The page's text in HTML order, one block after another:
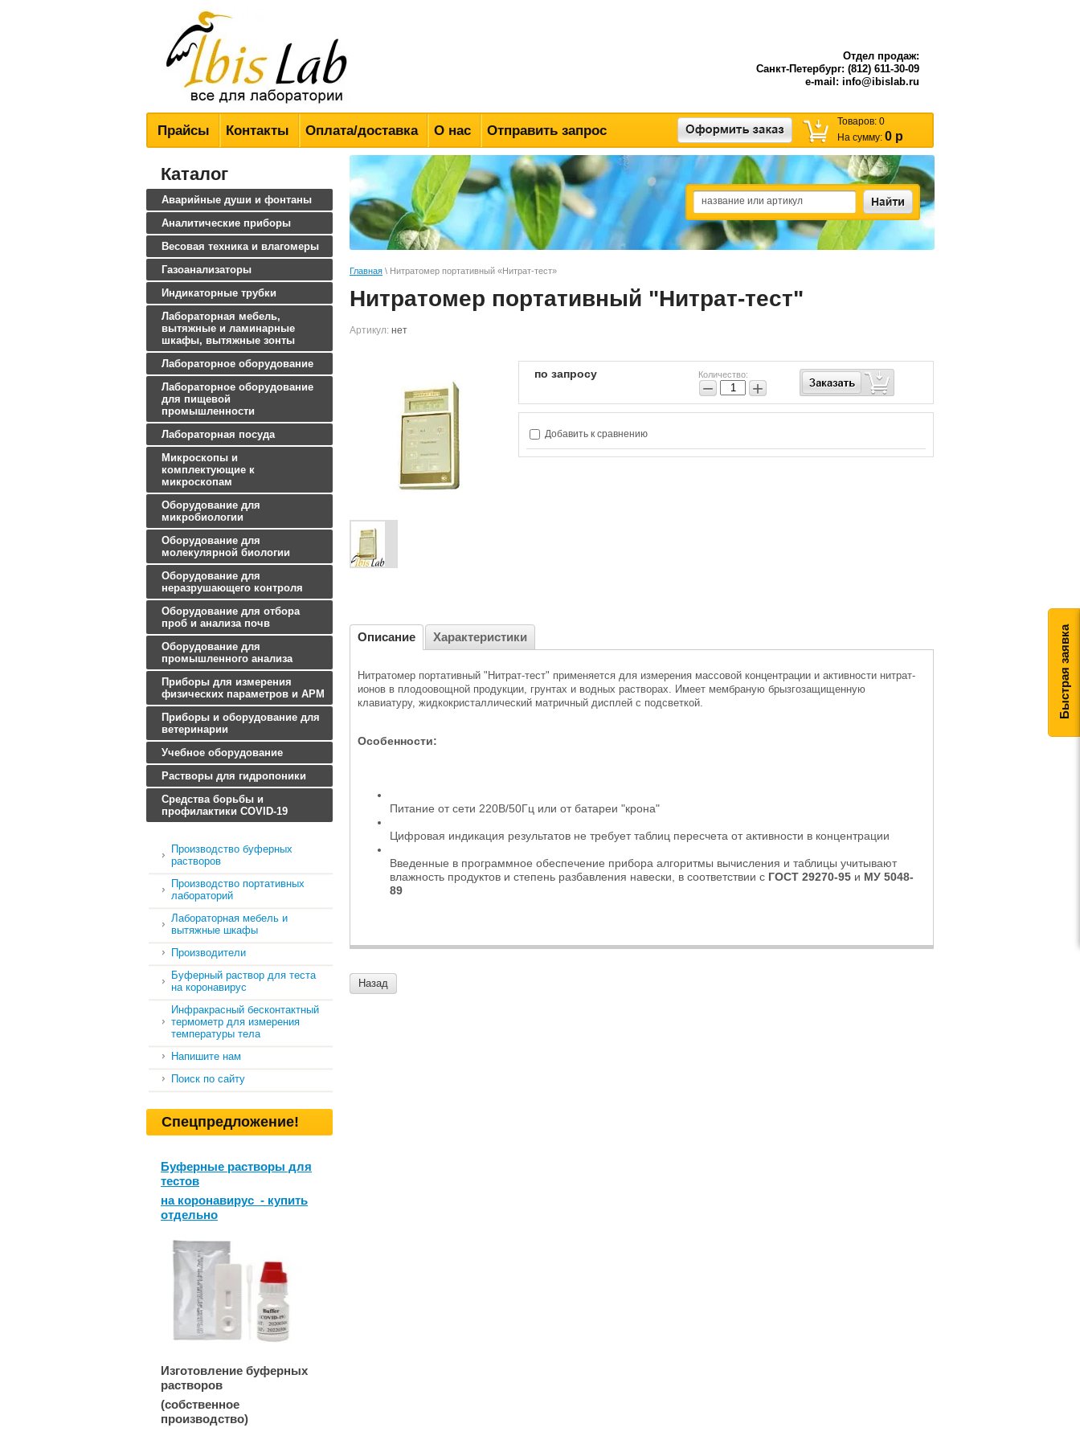
Быстрая заявка
Всё для лабораторий
Отдел продаж:
Санкт-Петербург: (812) 611-30-09
e-mail: info@ibislab.ru
Прайсы Контакты Оплата/доставка О нас Отправить запрос
Товаров: 0
На сумму: 0 р
Главная \ Нитратомер портативный «Нитрат-тест»
Нитратомер портативный "Нитрат-тест"
Артикул: нет
по запросу Количество:
− +
Добавить к сравнению
Описание Характеристики
Нитратомер портативный "Нитрат-тест" применяется для измерения массовой концентрации и активности нитрат-
ионов в плодоовощной продукции, грунтах и водных растворах. Имеет мембраную брызгозащищенную
клавиатуру, жидкокристаллический матричный дисплей с подсветкой.
Особенности:
Питание от сети 220В/50Гц или от батареи "крона"
Цифровая индикация результатов не требует таблиц пересчета от активности в концентрации
Введенные в программное обеспечение прибора алгоритмы вычисления и таблицы учитывают
влажность продуктов и степень разбавления навески, в соответствии с ГОСТ 29270-95 и МУ 5048-
89
Назад
Каталог
Аварийные души и фонтаны
Аналитические приборы
Весовая техника и влагомеры
Газоанализаторы
Индикаторные трубки
Лабораторная мебель,
вытяжные и ламинарные
шкафы, вытяжные зонты
Лабораторное оборудование
Лабораторное оборудование
для пищевой
промышленности
Лабораторная посуда
Микроскопы и
комплектующие к
микроскопам
Оборудование для
микробиологии
Оборудование для
молекулярной биологии
Оборудование для
неразрушающего контроля
Оборудование для отбора
проб и анализа почв
Оборудование для
промышленного анализа
Приборы для измерения
физических параметров и АРМ
Приборы и оборудование для
ветеринарии
Учебное оборудование
Растворы для гидропоники
Средства борьбы и
профилактики COVID-19
Производство буферных
растворов
Производство портативных
лабораторий
Лабораторная мебель и
вытяжные шкафы
Производители
Буферный раствор для теста
на коронавирус
Инфракрасный бесконтактный
термометр для измерения
температуры тела
Напишите нам
Поиск по сайту
Спецпредложение!
Буферные растворы для
тестов
на коронавирус - купить
отдельно
Изготовление буферных
растворов
(собственное
производство)